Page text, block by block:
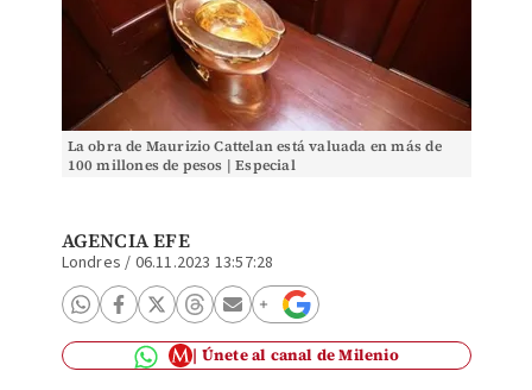
La obra de Maurizio Cattelan está valuada en más de
100 millones de pesos | Especial
AGENCIA EFE
Londres / 06.11.2023 13:57:28
Únete al canal de Milenio